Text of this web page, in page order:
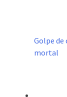
Golpe de
mortal